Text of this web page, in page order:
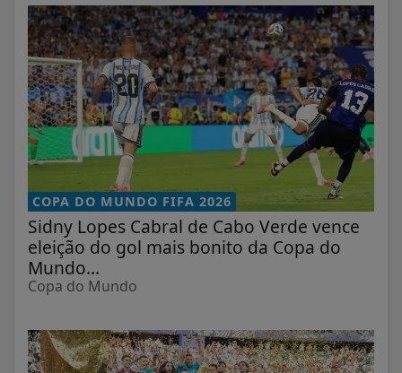
COPA DO MUNDO FIFA 2026
Sidny Lopes Cabral de Cabo Verde vence
eleição do gol mais bonito da Copa do
Mundo...
Copa do Mundo